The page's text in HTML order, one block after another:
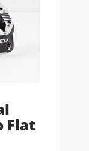
Flat